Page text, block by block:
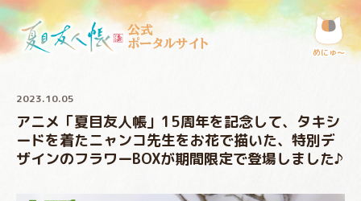
公式
ポータルサイト
めにゅ〜
2023.10.05
アニメ「夏目友人帳」15周年を記念して、タキシ
ードを着たニャンコ先生をお花で描いた、特別デ
ザインのフラワーBOXが期間限定で登場しました♪